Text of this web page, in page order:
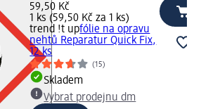
59,50 Kč
1 ks (59,50 Kč za 1 ks)
trend !t upfólie na opravu
nehtů Reparatur Quick Fix,
12 ks
(15)
Skladem
Vybrat prodejnu dm